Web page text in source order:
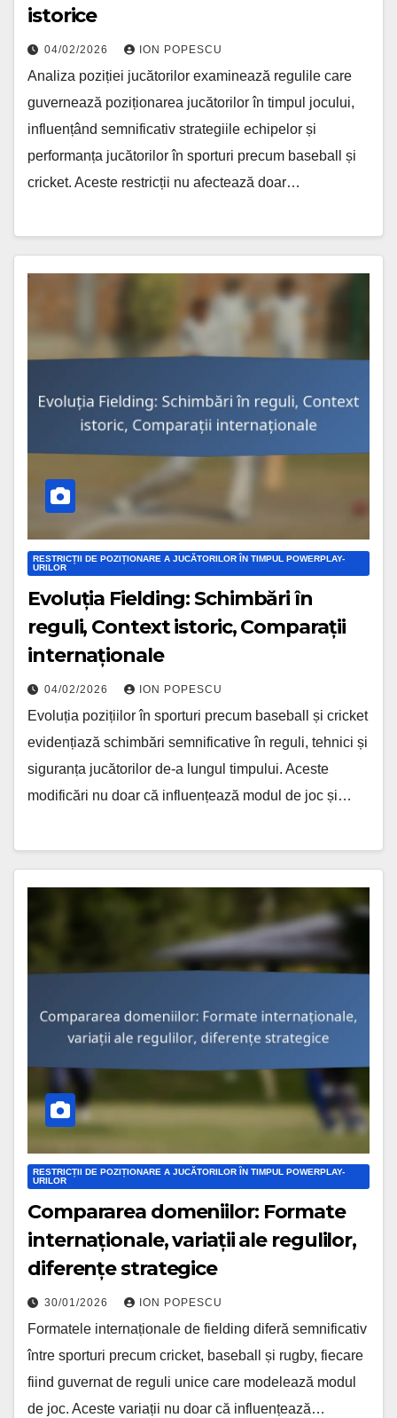
istorice
04/02/2026 ION POPESCU
Analiza poziției jucătorilor examinează regulile care
guvernează poziționarea jucătorilor în timpul jocului,
influențând semnificativ strategiile echipelor și
performanța jucătorilor în sporturi precum baseball și
cricket. Aceste restricții nu afectează doar…
RESTRICȚII DE POZIȚIONARE A JUCĂTORILOR ÎN TIMPUL POWERPLAY-
URILOR
Evoluția Fielding: Schimbări în
reguli, Context istoric, Comparații
internaționale
04/02/2026 ION POPESCU
Evoluția pozițiilor în sporturi precum baseball și cricket
evidențiază schimbări semnificative în reguli, tehnici și
siguranța jucătorilor de-a lungul timpului. Aceste
modificări nu doar că influențează modul de joc și…
RESTRICȚII DE POZIȚIONARE A JUCĂTORILOR ÎN TIMPUL POWERPLAY-
URILOR
Compararea domeniilor: Formate
internaționale, variații ale regulilor,
diferențe strategice
30/01/2026 ION POPESCU
Formatele internaționale de fielding diferă semnificativ
între sporturi precum cricket, baseball și rugby, fiecare
fiind guvernat de reguli unice care modelează modul
de joc. Aceste variații nu doar că influențează…